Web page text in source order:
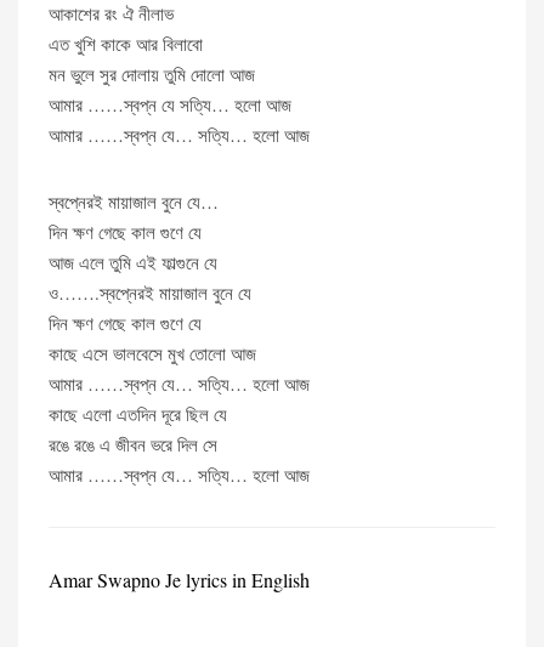
আকাশের রং ঐ নীলাভ
এত খুশি কাকে আর বিলাবো
মন ভুলে সুর দোলায় তুমি দোলো আজ
আমার ……স্বপ্ন যে সত্যি… হলো আজ
আমার ……স্বপ্ন যে… সত্যি… হলো আজ
স্বপ্নেরই মায়াজাল বুনে যে…
দিন ক্ষণ গেছে কাল গুণে যে
আজ এলে তুমি এই ফাল্গুনে যে
ও…….স্বপ্নেরই মায়াজাল বুনে যে
দিন ক্ষণ গেছে কাল গুণে যে
কাছে এসে ভালবেসে মুখ তোলো আজ
আমার ……স্বপ্ন যে… সত্যি… হলো আজ
কাছে এলো এতদিন দূরে ছিল যে
রঙে রঙে এ জীবন ভরে দিল সে
আমার ……স্বপ্ন যে… সত্যি… হলো আজ
Amar Swapno Je lyrics in English